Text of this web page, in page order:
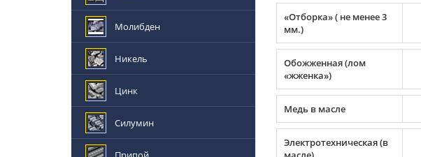
«Отборка» ( не менее 3
мм.)
Обожженная (лом
«жженка»)
Медь в масле
Электротехническая (в
Молибден
Никель
Цинк
Силумин